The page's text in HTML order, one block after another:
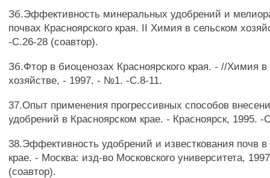
Зб.Эффективность минеральных удобрений и
почвах Красноярского края. II Химия в сельском
-С.26-28 (соавтор).
Зб.Фтор в биоценозах Красноярского края. - //Химия в
хозяйстве, - 1997. - №1. -С.8-11.
37.Опыт применения прогрессивных способов
удобрений в Красноярском крае. - Красноярск, 1995. -
38.Эффективность удобрений и известкования почв
крае. - Москва: изд-во Московского университета,
(соавтор).